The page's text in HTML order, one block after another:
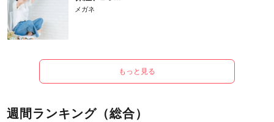
メガネ
もっと見る
週間ランキング（総合）